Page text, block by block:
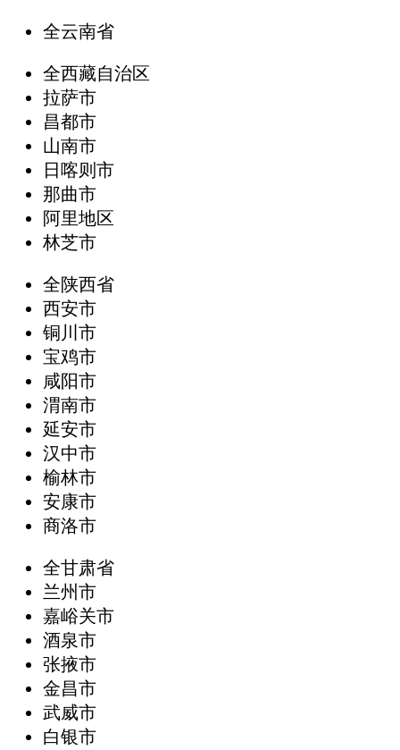
全云南省
全西藏自治区
拉萨市
昌都市
山南市
日喀则市
那曲市
阿里地区
林芝市
全陕西省
西安市
铜川市
宝鸡市
咸阳市
渭南市
延安市
汉中市
榆林市
安康市
商洛市
全甘肃省
兰州市
嘉峪关市
酒泉市
张掖市
金昌市
武威市
白银市